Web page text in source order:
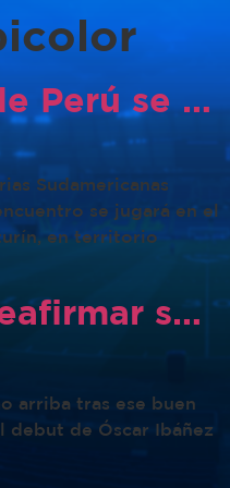
La selección de Perú se enfrenta hoy, martes 25 de marzo, a Venezuela por la fecha 14 de las Eliminatorias Sudamericanas rumbo al Mundial 2026.
Sudamericanas
se jugará en el
en territorio
«Perú busca reafirmar su rumbo en las Eliminatorias con cambios estratégicos ante Venezuela»
arriba tras ese buen
debut de Óscar Ibáñez